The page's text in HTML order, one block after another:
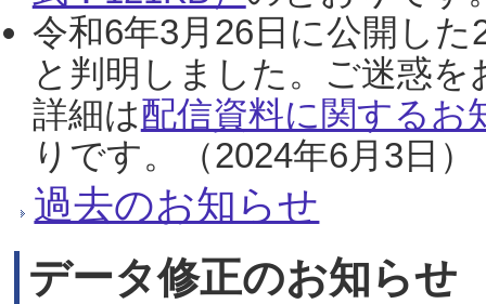
令和6年3月26日に公開し
と判明しました。ご迷惑
詳細は配信資料に関するお
りです。（2024年6月3日）
過去のお知らせ
データ修正のお知らせ